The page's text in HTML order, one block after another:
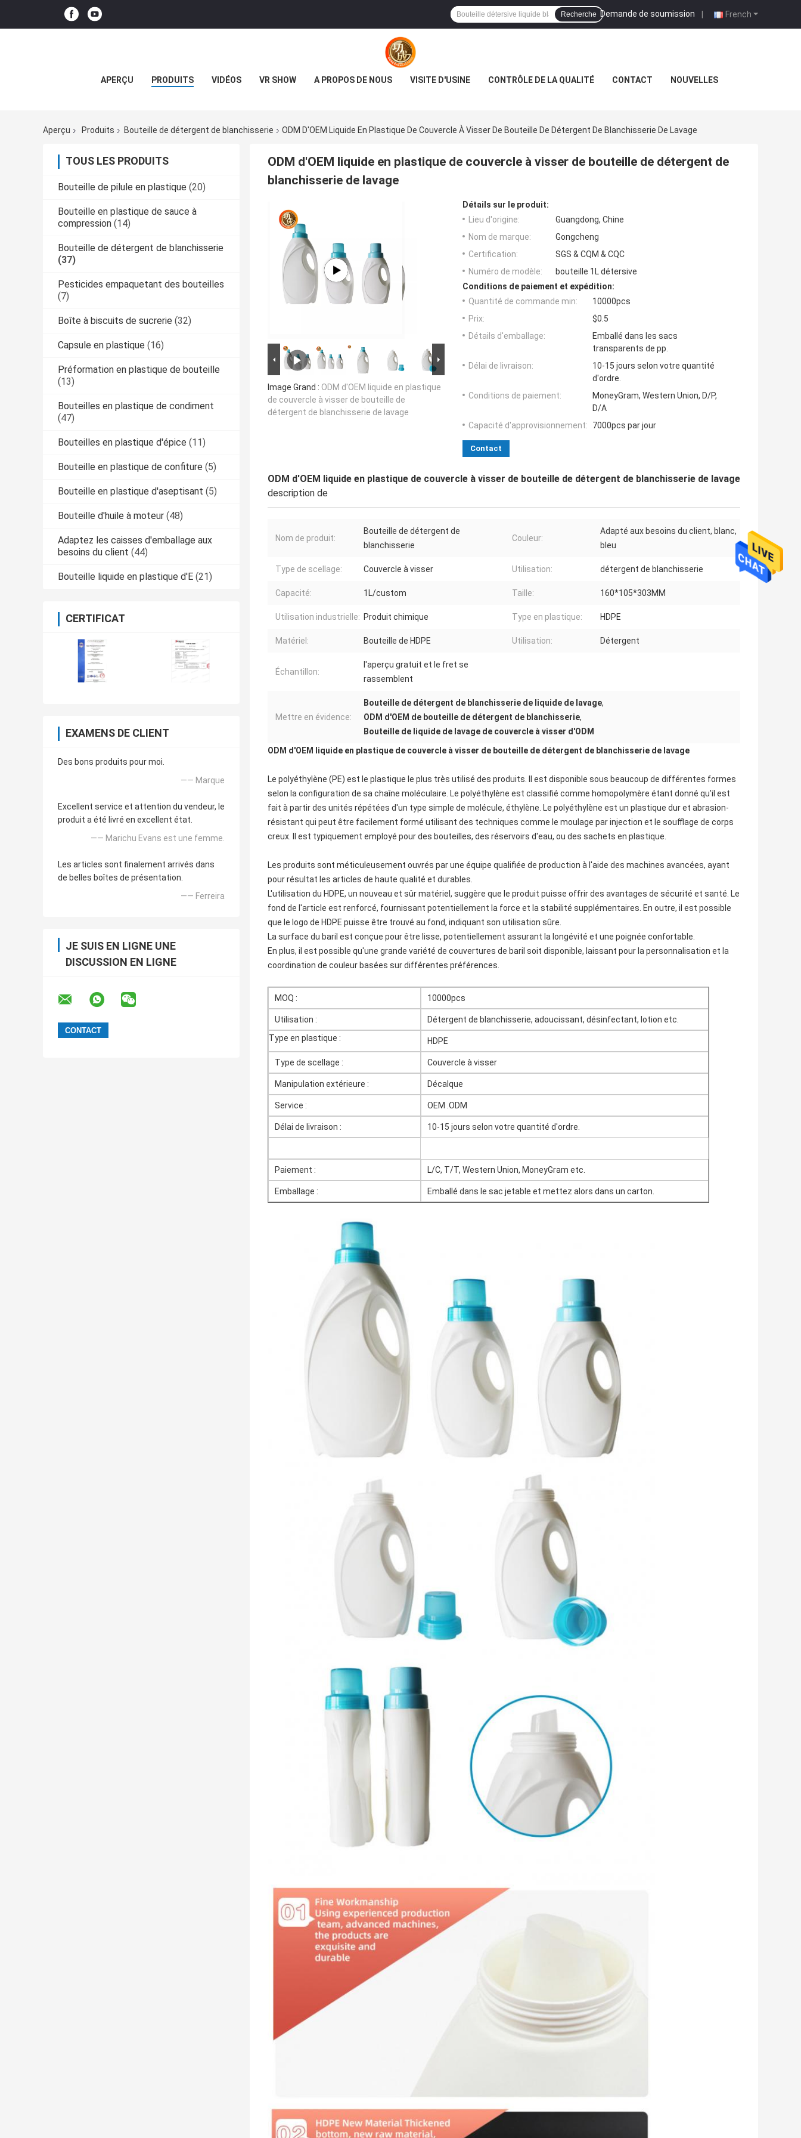
French
Demande de soumission |
Recherche
APERÇU PRODUITS VIDÉOS VR SHOW A PROPOS DE NOUS VISITE D'USINE CONTRÔLE DE LA QUALITÉ CONTACT NOUVELLES
Aperçu Produits Bouteille de détergent de blanchisserie ODM D'OEM Liquide En Plastique De Couvercle À Visser De Bouteille De Détergent De Blanchisserie De Lavage
TOUS LES PRODUITS
Bouteille de pilule en plastique (20)
Bouteille en plastique de sauce à
compression (14)
Bouteille de détergent de blanchisserie
(37)
Pesticides empaquetant des bouteilles
(7)
Boîte à biscuits de sucrerie (32)
Capsule en plastique (16)
Préformation en plastique de bouteille
(13)
Bouteilles en plastique de condiment
(47)
Bouteilles en plastique d'épice (11)
Bouteille en plastique de confiture (5)
Bouteille en plastique d'aseptisant (5)
Bouteille d'huile à moteur (48)
Adaptez les caisses d'emballage aux
besoins du client (44)
Bouteille liquide en plastique d'E (21)
CERTIFICAT
EXAMENS DE CLIENT
Des bons produits pour moi.
—— Marque
Excellent service et attention du vendeur, le
produit a été livré en excellent état.
—— Marichu Evans est une femme.
Les articles sont finalement arrivés dans
de belles boîtes de présentation.
—— Ferreira
JE SUIS EN LIGNE UNE
DISCUSSION EN LIGNE
ODM d'OEM liquide en plastique de couvercle à visser de bouteille de détergent de
blanchisserie de lavage
Image Grand : ODM d'OEM liquide en plastique
de couvercle à visser de bouteille de
détergent de blanchisserie de lavage
Détails sur le produit:
Lieu d'origine:
Guangdong, Chine
Nom de marque:
Gongcheng
Certification:
SGS & CQM & CQC
Numéro de modèle:
bouteille 1L détersive
Conditions de paiement et expédition:
Quantité de commande min:
10000pcs
Prix:
$0.5
Détails d'emballage:
Emballé dans les sacs
transparents de pp.
Délai de livraison:
10-15 jours selon votre quantité
d'ordre.
Conditions de paiement:
MoneyGram, Western Union, D/P,
D/A
Capacité d'approvisionnement:
7000pcs par jour
Contact
ODM d'OEM liquide en plastique de couvercle à visser de bouteille de détergent de blanchisserie de lavage
description de
Nom de produit:
Bouteille de détergent de
blanchisserie
Couleur:
Adapté aux besoins du client, blanc,
bleu
Type de scellage: Couvercle à visser Utilisation: détergent de blanchisserie
Capacité: 1L/custom Taille: 160*105*303MM
Utilisation industrielle: Produit chimique Type en plastique: HDPE
Matériel: Bouteille de HDPE Utilisation: Détergent
Échantillon:
l'aperçu gratuit et le fret se
rassemblent
Mettre en évidence:
Bouteille de détergent de blanchisserie de liquide de lavage,
ODM d'OEM de bouteille de détergent de blanchisserie,
Bouteille de liquide de lavage de couvercle à visser d'ODM
ODM d'OEM liquide en plastique de couvercle à visser de bouteille de détergent de blanchisserie de lavage
Le polyéthylène (PE) est le plastique le plus très utilisé des produits. Il est disponible sous beaucoup de différentes formes
selon la configuration de sa chaîne moléculaire. Le polyéthylène est classifié comme homopolymère étant donné qu'il est
fait à partir des unités répétées d'un type simple de molécule, éthylène. Le polyéthylène est un plastique dur et abrasion-
résistant qui peut être facilement formé utilisant des techniques comme le moulage par injection et le soufflage de corps
creux. Il est typiquement employé pour des bouteilles, des réservoirs d'eau, ou des sachets en plastique.
Les produits sont méticuleusement ouvrés par une équipe qualifiée de production à l'aide des machines avancées, ayant
pour résultat les articles de haute qualité et durables.
L'utilisation du HDPE, un nouveau et sûr matériel, suggère que le produit puisse offrir des avantages de sécurité et santé. Le
fond de l'article est renforcé, fournissant potentiellement la force et la stabilité supplémentaires. En outre, il est possible
que le logo de HDPE puisse être trouvé au fond, indiquant son utilisation sûre.
La surface du baril est conçue pour être lisse, potentiellement assurant la longévité et une poignée confortable.
En plus, il est possible qu'une grande variété de couvertures de baril soit disponible, laissant pour la personnalisation et la
coordination de couleur basées sur différentes préférences.
MOQ : 10000pcs
Utilisation :
Détergent de blanchisserie, adoucissant, désinfectant, lotion etc.
Type en plastique :
HDPE
Type de scellage : Couvercle à visser
Manipulation extérieure : Décalque
Service : OEM .ODM
Délai de livraison : 10-15 jours selon votre quantité d'ordre.
Paiement : L/C, T/T, Western Union, MoneyGram etc.
Emballage : Emballé dans le sac jetable et mettez alors dans un carton.